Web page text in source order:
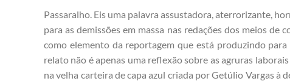
Passaralho. Eis uma palavra assustadora, aterrorizante,
para as demissões em massa nas redações dos meios
como elemento da reportagem que está produzindo
relato não é apenas uma reflexão sobre as agruras
na velha carteira de capa azul criada por Getúlio Vargas à